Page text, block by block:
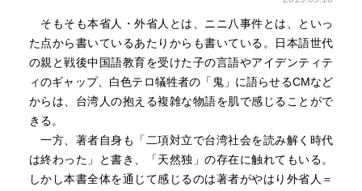
そもそも本省人・外省人とは、ニニ八事件とは、といっ
た点から書いているあたりからも書いている。日本語世代
の親と戦後中国語教育を受けた子の言語やアイデンティテ
ィのギャップ、白色テロ犠牲者の「鬼」に語らせるCMなど
からは、台湾人の抱える複雑な物語を肌で感じることがで
きる。
一方、著者自身も「二項対立で台湾社会を読み解く時代
は終わった」と書き、「天然独」の存在に触れてもいる。
しかし本書全体を通じて感じるのは著者がやはり外省人＝